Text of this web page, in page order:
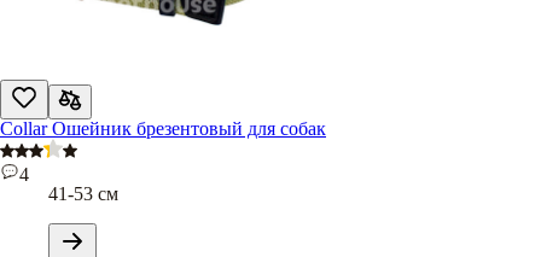
Collar Ошейник брезентовый для собак
4
41-53 см